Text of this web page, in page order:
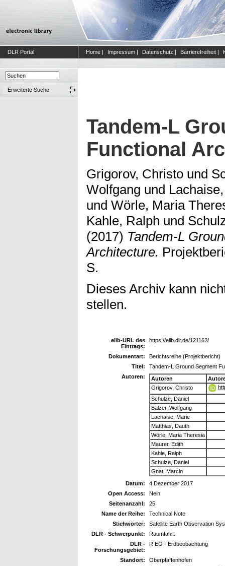
DLR Portal Home | Impressum | Datenschutz | Barrierefreiheit |
Erweiterte Suche
Tandem-L
Functional
Grigorov, Christo und
Wolfgang und
und Wörle, Maria
Kahle, Ralph und
(2017) Tandem-L
Architecture.
S.
Dieses Archiv kann
stellen.
elib-URL des
Eintrags:
https://elib.dlr.de/121162/
Dokumentart:
Berichtsreihe (Projektbericht)
Titel:
Tandem-L Ground Segment
Autoren:
Autoren
Grigorov, Christo
Schulze, Daniel
Balzer, Wolfgang
Lachaise, Marie
Matthias, Dauth
Wörle, Maria Theresia
Maurer, Edith
Kahle, Ralph
Schulze, Daniel
Gnat, Marcin
Datum:
4 Dezember 2017
Open Access:
Nein
Seitenanzahl:
25
Name der Reihe:
Technical Note
Stichwörter:
Satellite Earth Observation
DLR - Schwerpunkt:
Raumfahrt
DLR -
Forschungsgebiet:
R EO - Erdbeobachtung
Standort:
Oberpfaffenhofen